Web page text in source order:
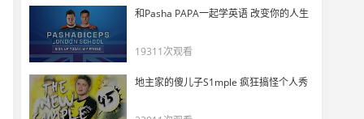
和Pasha PAPA一起学英语 改变你的人生
19311次观看
地主家的傻儿子S1mple 疯狂搞怪个人秀